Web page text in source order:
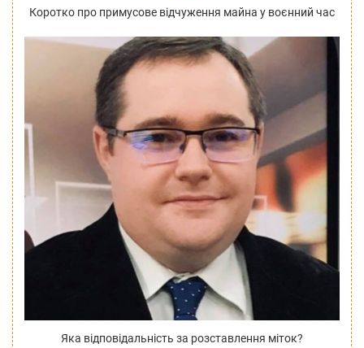
Коротко про примусове відчуження майна у воєнний час
Яка відповідальність за розставлення міток?